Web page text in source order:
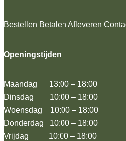
Bestellen Betalen Afleveren
Openingstijden
Maandag 13:00 – 18:00
Dinsdag 10:00 – 18:00
Woensdag 10:00 – 18:00
Donderdag 10:00 – 18:00
Vrijdag 10:00 – 18:00